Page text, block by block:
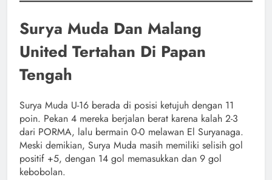
Surya Muda Dan Malang
United Tertahan Di Papan
Tengah
Surya Muda U-16 berada di posisi ketujuh dengan 11
poin. Pekan 4 mereka berjalan berat karena kalah 2-3
dari PORMA, lalu bermain 0-0 melawan El Suryanaga.
Meski demikian, Surya Muda masih memiliki selisih gol
positif +5, dengan 14 gol memasukkan dan 9 gol
kebobolan.